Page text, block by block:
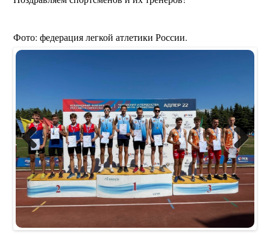
Фото: федерация легкой атлетики России.
Previous Next